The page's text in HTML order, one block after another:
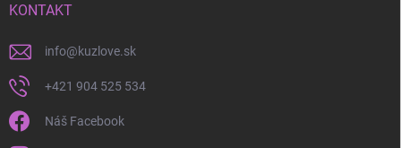
KONTAKT
info@kuzlove.sk
+421 904 525 534
Náš Facebook